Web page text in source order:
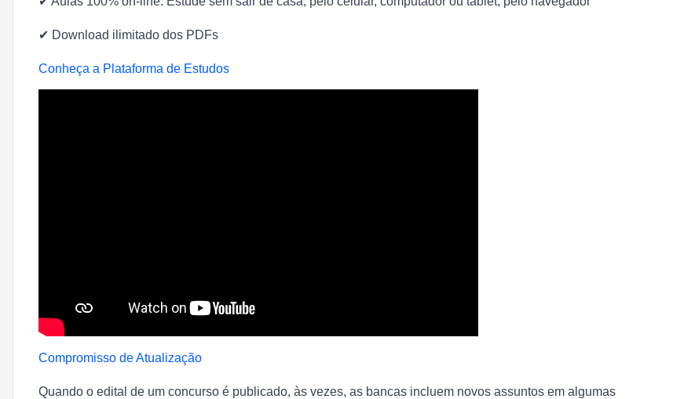
✔ Download ilimitado dos PDFs
Conheça a Plataforma de Estudos
Compromisso de Atualização
Quando o edital de um concurso é publicado, às vezes, as bancas incluem novos assuntos em algumas